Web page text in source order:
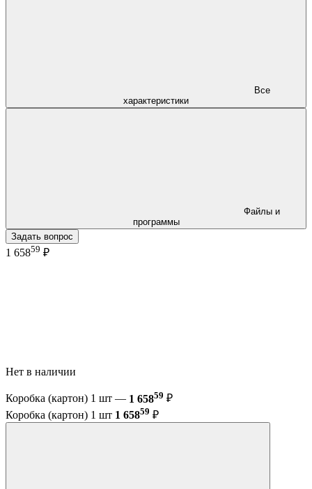
характеристики
программы
Задать вопрос
1 65859 ₽
Нет в наличии
Коробка (картон) 1 шт — 1 65859 ₽
Коробка (картон) 1 шт 1 65859 ₽